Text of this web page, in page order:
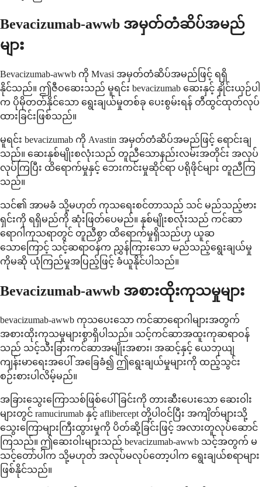
Bevacizumab-awwb အမှတ်တံဆိပ်အမည်
များ
Bevacizumab-awwb ကို Mvasi အမှတ်တံဆိပ်အမည်ဖြင့် ရရှိ
နိုင်သည်။ ဤဇီဝဆေးသည် မူရင်း bevacizumab ဆေးနှင့် နှိုင်းယှဉ်ပါ
က ပိုမိုတတ်နိုင်သော ရွေးချယ်မှုတစ်ခု ပေးစွမ်းရန် တီထွင်ထုတ်လုပ်
ထားခြင်းဖြစ်သည်။
မူရင်း bevacizumab ကို Avastin အမှတ်တံဆိပ်အမည်ဖြင့် ရောင်းချ
သည်။ ဆေးနှစ်မျိုးစလုံးသည် တူညီသောနည်းလမ်းအတိုင်း အလုပ်
လုပ်ကြပြီး ထိရောက်မှုနှင့် ဘေးကင်းမှုဆိုင်ရာ ပရိုဖိုင်များ တူညီကြ
သည်။
သင်၏ အာမခံ သို့မဟုတ် ကုသရေးစင်တာသည် သင် မည်သည့်ဗား
ရှင်းကို ရရှိမည်ကို ဆုံးဖြတ်ပေမည်။ နှစ်မျိုးစလုံးသည် ကင်ဆာ
ရောဂါကုသရာတွင် တူညီစွာ ထိရောက်မှုရှိသည်ဟု ယူဆ
သောကြောင့် သင့်ဆရာဝန်က ညွှန်ကြားသော မည်သည့်ရွေးချယ်မှု
ကိုမဆို ယုံကြည်မှုအပြည့်ဖြင့် ခံယူနိုင်ပါသည်။
Bevacizumab-awwb အစားထိုးကုသမှုများ
bevacizumab-awwb ကုသပေးသော ကင်ဆာရောဂါများအတွက်
အစားထိုးကုသမှုများစွာရှိပါသည်။ သင့်ကင်ဆာအထူးကုဆရာဝန်
သည် သင့်သီးခြားကင်ဆာအမျိုးအစား၊ အဆင့်နှင့် ယေဘုယျ
ကျန်းမာရေးအပေါ် အခြေခံ၍ ဤရွေးချယ်မှုများကို ထည့်သွင်း
စဉ်းစားပါလိမ့်မည်။
အခြားသွေးကြောသစ်ဖြစ်ပေါ်ခြင်းကို တားဆီးပေးသော ဆေးဝါး
များတွင် ramucirumab နှင့် aflibercept တို့ပါဝင်ပြီး အကျိတ်များသို့
သွေးကြောများကြီးထွားမှုကို ပိတ်ဆို့ခြင်းဖြင့် အလားတူလုပ်ဆောင်
ကြသည်။ ဤဆေးဝါးများသည် bevacizumab-awwb သင့်အတွက် မ
သင့်တော်ပါက သို့မဟုတ် အလုပ်မလုပ်တော့ပါက ရွေးချယ်စရာများ
ဖြစ်နိုင်သည်။